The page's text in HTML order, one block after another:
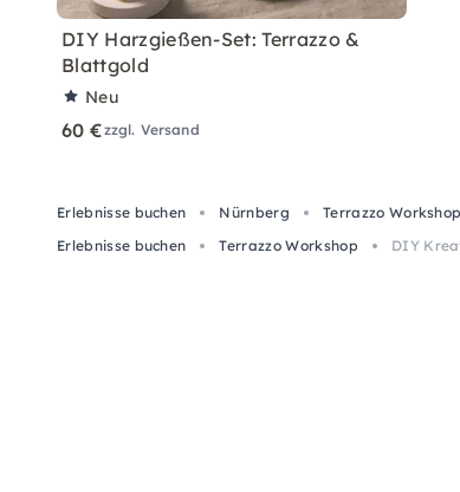
DIY Harzgießen-Set: Terrazzo &
Blattgold
Neu
60 €zzgl. Versand
Erlebnisse buchen Nürnberg Terrazzo Workshop
Erlebnisse buchen
Terrazzo Workshop DIY